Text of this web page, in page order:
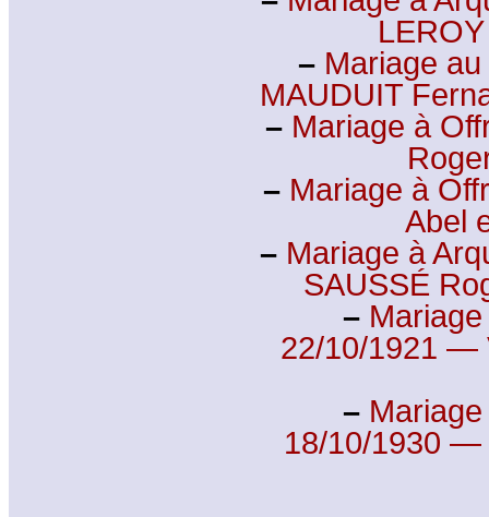
– Mariage
MAUDUIT
– Mariage à
– Mariage à
Abel
– Mariage à
SAUSSÉ
–
22/10/1921 —
–
18/10/1930 —